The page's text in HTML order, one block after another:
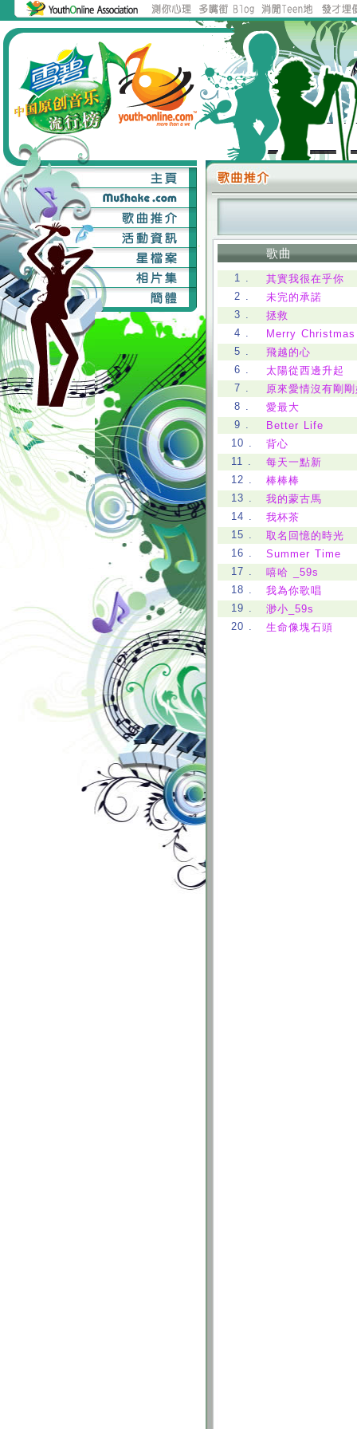
歌曲
1 .
其實我很在乎你
2 .
未完的承諾
3 .
拯救
4 .
Merry
5 .
飛越的心
6 .
太陽從西邊升起
7 .
原來愛情沒有剛
8 .
愛最大
9 .
Better Life
10 .
背心
11 .
每天一點新
12 .
棒棒棒
13 .
我的蒙古馬
14 .
我杯茶
15 .
取名回憶的時光
16 .
Summer Time
17 .
嘻哈 _59s
18 .
我為你歌唱
19 .
渺小_59s
20 .
生命像塊石頭